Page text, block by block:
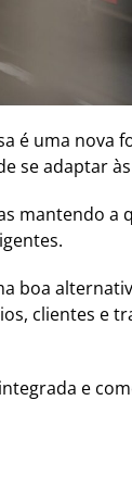
é uma nova
se adaptar
mantendo a
boa
clientes e
e